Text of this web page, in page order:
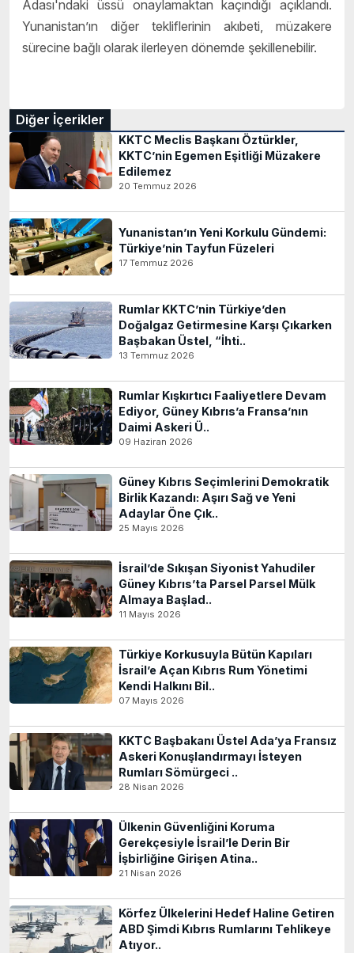
Adası'ndaki üssü onaylamaktan kaçındığı açıklandı.
Yunanistan’ın diğer tekliflerinin akıbeti, müzakere
sürecine bağlı olarak ilerleyen dönemde şekillenebilir.
Diğer İçerikler
KKTC Meclis Başkanı Öztürkler,
KKTC’nin Egemen Eşitliği Müzakere
Edilemez
20 Temmuz 2026
Yunanistan’ın Yeni Korkulu Gündemi:
Türkiye’nin Tayfun Füzeleri
17 Temmuz 2026
Rumlar KKTC’nin Türkiye’den
Doğalgaz Getirmesine Karşı Çıkarken
Başbakan Üstel, “İhti..
13 Temmuz 2026
Rumlar Kışkırtıcı Faaliyetlere Devam
Ediyor, Güney Kıbrıs’a Fransa’nın
Daimi Askeri Ü..
09 Haziran 2026
Güney Kıbrıs Seçimlerini Demokratik
Birlik Kazandı: Aşırı Sağ ve Yeni
Adaylar Öne Çık..
25 Mayıs 2026
İsrail’de Sıkışan Siyonist Yahudiler
Güney Kıbrıs’ta Parsel Parsel Mülk
Almaya Başlad..
11 Mayıs 2026
Türkiye Korkusuyla Bütün Kapıları
İsrail’e Açan Kıbrıs Rum Yönetimi
Kendi Halkını Bil..
07 Mayıs 2026
KKTC Başbakanı Üstel Ada’ya Fransız
Askeri Konuşlandırmayı İsteyen
Rumları Sömürgeci ..
28 Nisan 2026
Ülkenin Güvenliğini Koruma
Gerekçesiyle İsrail’le Derin Bir
İşbirliğine Girişen Atina..
21 Nisan 2026
Körfez Ülkelerini Hedef Haline Getiren
ABD Şimdi Kıbrıs Rumlarını Tehlikeye
Atıyor..